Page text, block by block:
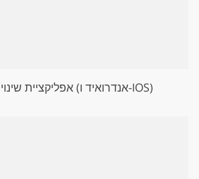
אפליקציית שינוי תסרוקות לגבר (אנדרואיד ו-IOS)